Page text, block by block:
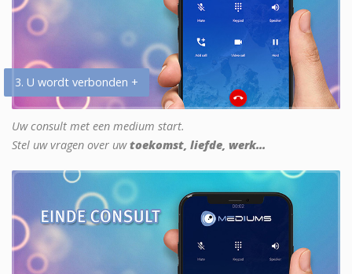
3. U wordt verbonden +
Uw consult met een medium start.
Stel uw vragen over uwtoekomst, liefde, werk...